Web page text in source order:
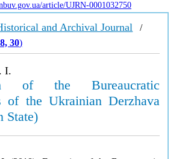
article/UJRN-0001032750
and Archival Journal /
30)
I.
of the Bureaucratic
of the Ukrainian Derzhava
State)